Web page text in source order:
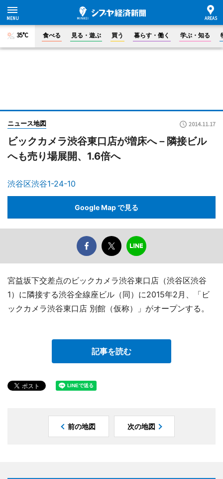
35°C 食べる 見る・遊ぶ 買う 暮らす・働く 学ぶ・知る
ニュース地図 2014.11.17
ビックカメラ渋谷東口店が増床へ－隣接ビル
へも売り場展開、1.6倍へ
渋谷区渋谷1-24-10
Google Map で見る
宮益坂下交差点のビックカメラ渋谷東口店（渋谷区渋谷
1）に隣接する渋谷全線座ビル（同）に2015年2月、「ビ
ックカメラ渋谷東口店 別館（仮称）」がオープンする。
記事を読む
前の地図 次の地図